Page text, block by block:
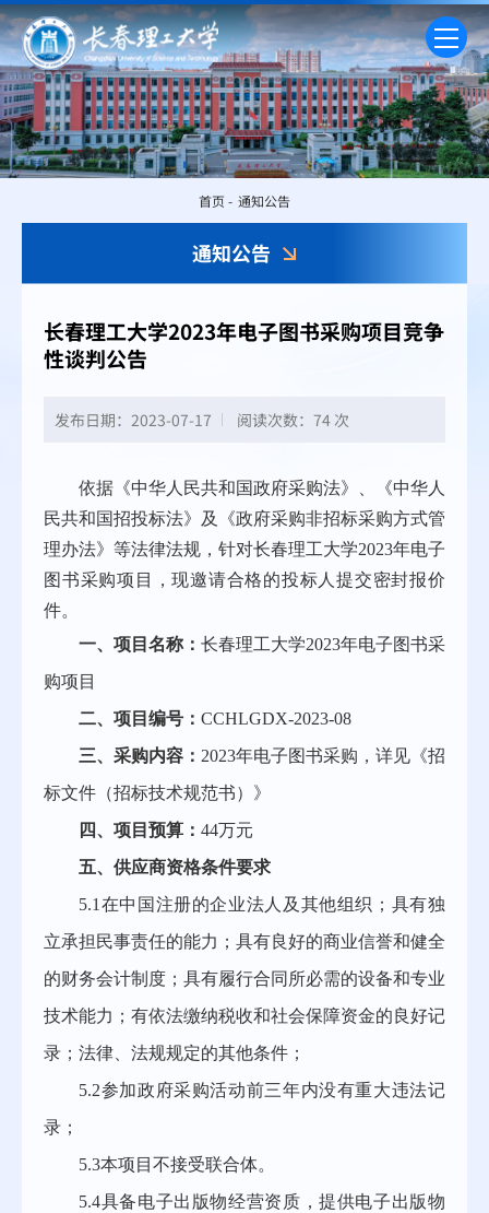
通知公告
首页 - 通知公告
长春理工大学2023年电子图书采购项目竞争
性谈判公告
发布日期：2023-07-17 阅读次数： 74 次
依据《中华人民共和国政府采购法》、《中华人
民共和国招投标法》及《政府采购非招标采购方式管
理办法》等法律法规，针对长春理工大学2023年电子
图书采购项目，现邀请合格的投标人提交密封报价
件。
一、项目名称： 长春理工大学2023年电子图书采
购项目
二、项目编号： CCHLGDX-2023-08
三、采购内容： 2023年电子图书采购，详见《招
标文件（招标技术规范书）》
四、项目预算： 44万元
五、供应商资格条件要求
5.1在中国注册的企业法人及其他组织；具有独
立承担民事责任的能力；具有良好的商业信誉和健全
的财务会计制度；具有履行合同所必需的设备和专业
技术能力；有依法缴纳税收和社会保障资金的良好记
录；法律、法规规定的其他条件；
5.2参加政府采购活动前三年内没有重大违法记
录；
5.3本项目不接受联合体。
5.4具备电子出版物经营资质，提供电子出版物